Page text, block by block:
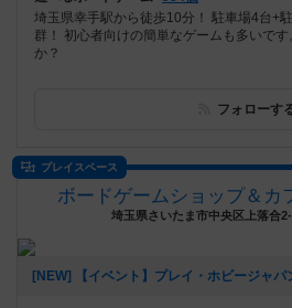
埼玉県幸手駅から徒歩10分！ 駐車場4台+
群！ 初心者向けの簡単なゲームも多いで
か？
フォローす
プレイスペース
ボードゲームショップ＆カ
埼玉県さいたま市中央区上落合